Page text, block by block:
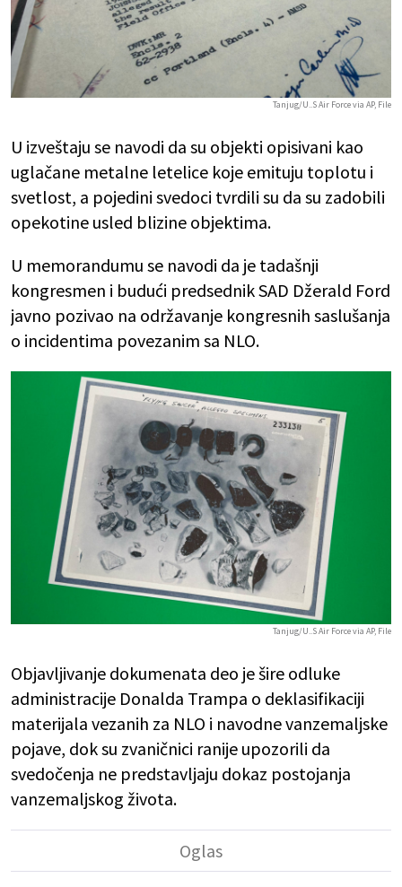
Tanjug/U..S Air Force via AP, File
U izveštaju se navodi da su objekti opisivani kao
uglačane metalne letelice koje emituju toplotu i
svetlost, a pojedini svedoci tvrdili su da su zadobili
opekotine usled blizine objektima.
U memorandumu se navodi da je tadašnji
kongresmen i budući predsednik SAD Džerald Ford
javno pozivao na održavanje kongresnih saslušanja
o incidentima povezanim sa NLO.
Tanjug/U..S Air Force via AP, File
Objavljivanje dokumenata deo je šire odluke
administracije Donalda Trampa o deklasifikaciji
materijala vezanih za NLO i navodne vanzemaljske
pojave, dok su zvaničnici ranije upozorili da
svedočenja ne predstavljaju dokaz postojanja
vanzemaljskog života.